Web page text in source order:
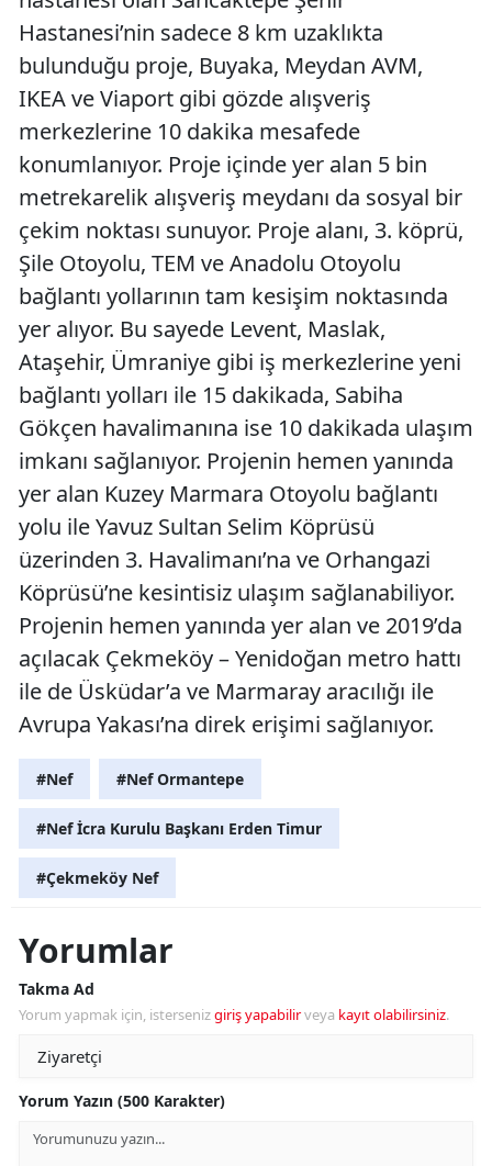
Hastanesi’nin sadece 8 km uzaklıkta
bulunduğu proje, Buyaka, Meydan AVM,
IKEA ve Viaport gibi gözde alışveriş
merkezlerine 10 dakika mesafede
konumlanıyor. Proje içinde yer alan 5 bin
metrekarelik alışveriş meydanı da sosyal bir
çekim noktası sunuyor. Proje alanı, 3. köprü,
Şile Otoyolu, TEM ve Anadolu Otoyolu
bağlantı yollarının tam kesişim noktasında
yer alıyor. Bu sayede Levent, Maslak,
Ataşehir, Ümraniye gibi iş merkezlerine yeni
bağlantı yolları ile 15 dakikada, Sabiha
Gökçen havalimanına ise 10 dakikada ulaşım
imkanı sağlanıyor. Projenin hemen yanında
yer alan Kuzey Marmara Otoyolu bağlantı
yolu ile Yavuz Sultan Selim Köprüsü
üzerinden 3. Havalimanı’na ve Orhangazi
Köprüsü’ne kesintisiz ulaşım sağlanabiliyor.
Projenin hemen yanında yer alan ve 2019’da
açılacak Çekmeköy – Yenidoğan metro hattı
ile de Üsküdar’a ve Marmaray aracılığı ile
Avrupa Yakası’na direk erişimi sağlanıyor.
#Nef #Nef Ormantepe
#Nef İcra Kurulu Başkanı Erden Timur
#Çekmeköy Nef
Yorumlar
Takma Ad
Yorum yapmak için, istersenizgiriş yapabilirveya kayıt olabilirsiniz.
Yorum Yazın (500 Karakter)